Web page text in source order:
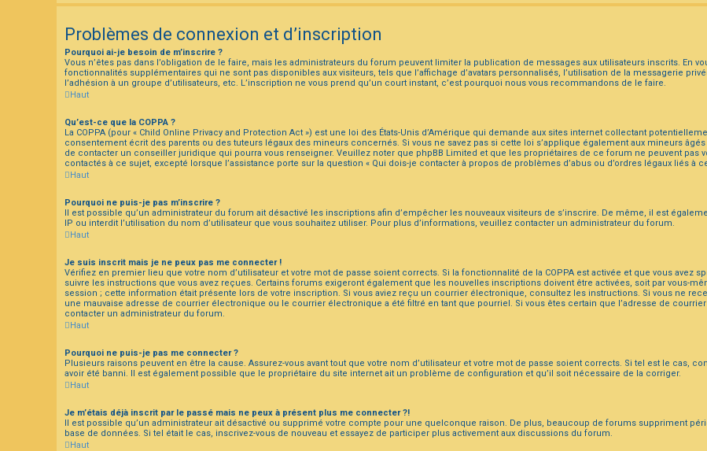
Problèmes de connexion et d’inscription
Pourquoi ai-je besoin de m’inscrire ?
Vous n’êtes pas dans l’obligation de le faire, mais les administrateurs du forum peuvent limiter la publication de messages aux utilisateurs inscrits. En
fonctionnalités supplémentaires qui ne sont pas disponibles aux visiteurs, tels que l’affichage d’avatars personnalisés, l’utilisation de la messagerie
l’adhésion à un groupe d’utilisateurs, etc. L’inscription ne vous prend qu’un court instant, c’est pourquoi nous vous recommandons de le faire.
Haut
Qu’est-ce que la COPPA ?
La COPPA (pour « Child Online Privacy and Protection Act ») est une loi des États-Unis d’Amérique qui demande aux sites internet collectant
consentement écrit des parents ou des tuteurs légaux des mineurs concernés. Si vous ne savez pas si cette loi s’applique également aux mineurs
de contacter un conseiller juridique qui pourra vous renseigner. Veuillez noter que phpBB Limited et que les propriétaires de ce forum ne peuvent pas
contactés à ce sujet, excepté lorsque l’assistance porte sur la question « Qui dois-je contacter à propos de problèmes d’abus ou d’ordres légaux liés à
Haut
Pourquoi ne puis-je pas m’inscrire ?
Il est possible qu’un administrateur du forum ait désactivé les inscriptions afin d’empêcher les nouveaux visiteurs de s’inscrire. De même, il est
IP ou interdit l’utilisation du nom d’utilisateur que vous souhaitez utiliser. Pour plus d’informations, veuillez contacter un administrateur du forum.
Haut
Je suis inscrit mais je ne peux pas me connecter !
Vérifiez en premier lieu que votre nom d’utilisateur et votre mot de passe soient corrects. Si la fonctionnalité de la COPPA est activée et que vous avez
suivre les instructions que vous avez reçues. Certains forums exigeront également que les nouvelles inscriptions doivent être activées, soit par vous-
session ; cette information était présente lors de votre inscription. Si vous aviez reçu un courrier électronique, consultez les instructions. Si vous ne
une mauvaise adresse de courrier électronique ou le courrier électronique a été filtré en tant que pourriel. Si vous êtes certain que l’adresse de
contacter un administrateur du forum.
Haut
Pourquoi ne puis-je pas me connecter ?
Plusieurs raisons peuvent en être la cause. Assurez-vous avant tout que votre nom d’utilisateur et votre mot de passe soient corrects. Si tel est le cas,
avoir été banni. Il est également possible que le propriétaire du site internet ait un problème de configuration et qu’il soit nécessaire de la corriger.
Haut
Je m’étais déjà inscrit par le passé mais ne peux à présent plus me connecter ?!
Il est possible qu’un administrateur ait désactivé ou supprimé votre compte pour une quelconque raison. De plus, beaucoup de forums suppriment
base de données. Si tel était le cas, inscrivez-vous de nouveau et essayez de participer plus activement aux discussions du forum.
Haut